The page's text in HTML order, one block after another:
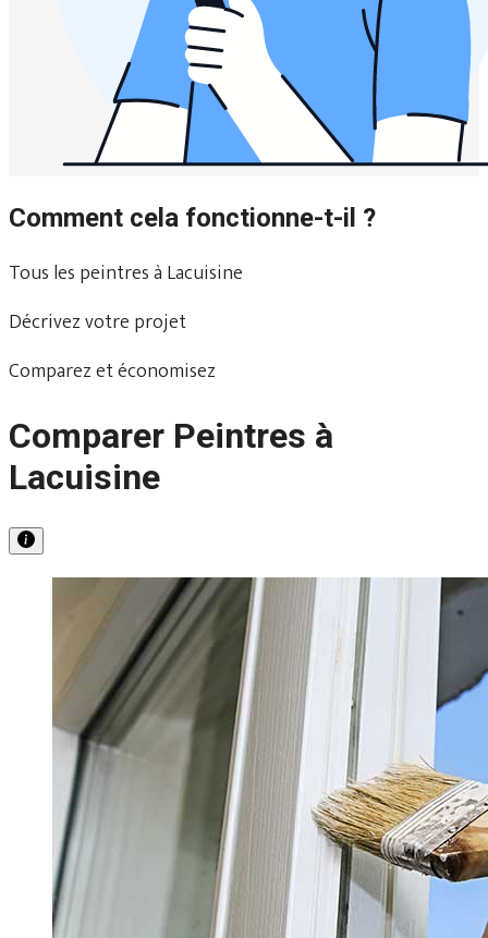
Comment cela fonctionne-t-il ?
Tous les peintres à Lacuisine
Décrivez votre projet
Comparez et économisez
Comparer Peintres à
Lacuisine